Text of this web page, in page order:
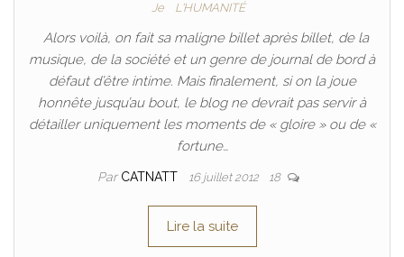
Je L'HUMANITÉ
Alors voilà, on fait sa maligne billet après billet, de la
musique, de la société et un genre de journal de bord à
défaut d’être intime. Mais finalement, si on la joue
honnête jusqu’au bout, le blog ne devrait pas servir à
détailler uniquement les moments de « gloire » ou de «
fortune…
Par CATNATT 16 juillet 2012 18
Lire la suite